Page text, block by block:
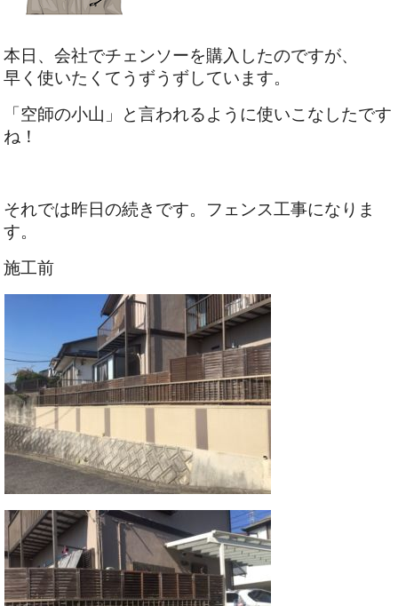
本日、会社でチェンソーを購入したのですが、
早く使いたくてうずうずしています。
「空師の小山」と言われるように使いこなしたです
ね！
それでは昨日の続きです。フェンス工事になりま
す。
施工前